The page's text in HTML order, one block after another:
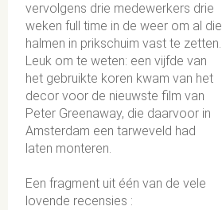
vervolgens drie medewerkers drie
weken full time in de weer om al die
halmen in prikschuim vast te zetten.
Leuk om te weten: een vijfde van
het gebruikte koren kwam van het
decor voor de nieuwste film van
Peter Greenaway, die daarvoor in
Amsterdam een tarweveld had
laten monteren.
Een fragment uit één van de vele
lovende recensies :